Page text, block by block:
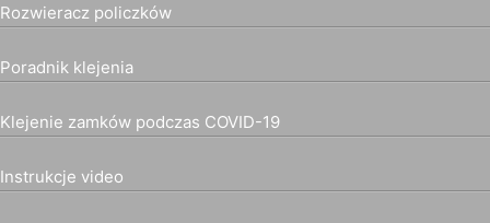
Rozwieracz policzków
Poradnik klejenia
Klejenie zamków podczas COVID-19
Instrukcje video